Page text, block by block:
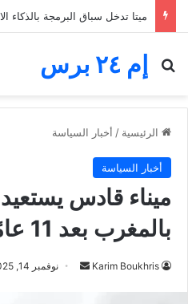
إم ٢٤ برس
بحث عن
الرئيسية / أخبار السياسة
أخبار السياسة
ميناء قادس
بالمغرب بعد 11 عامًا من التوقف
Karim Boukhris
أرسل نوفمبر 14, 2025